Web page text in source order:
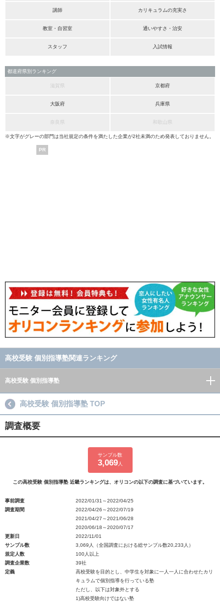
講師 カリキュラムの充実さ
教室・自習室 通いやすさ・治安
スタッフ 入試情報
都道府県別ランキング
滋賀県 京都府
大阪府 兵庫県
奈良県 和歌山県
※文字がグレーの部門は当社規定の条件を満たした企業が2社未満のため発表しておりません。
PR
高校受験 個別指導塾関連ランキング
高校受験 個別指導塾
高校受験 個別指導塾 TOP
調査概要
サンプル数
3,069人
この高校受験 個別指導塾 近畿ランキングは、オリコンの以下の調査に基づいています。
事前調査
2022/01/31～2022/04/25
調査期間
2022/04/26～2022/07/19
2021/04/27～2021/06/28
2020/06/18～2020/07/17
更新日
2022/11/01
サンプル数
3,069人（全国調査における総サンプル数20,233人）
規定人数
100人以上
調査企業数
39社
定義
高校受験を目的とし、中学生を対象に一人一人に合わせたカリ
キュラムで個別指導を行っている塾
ただし、以下は対象外とする
1)高校受験向けではない塾